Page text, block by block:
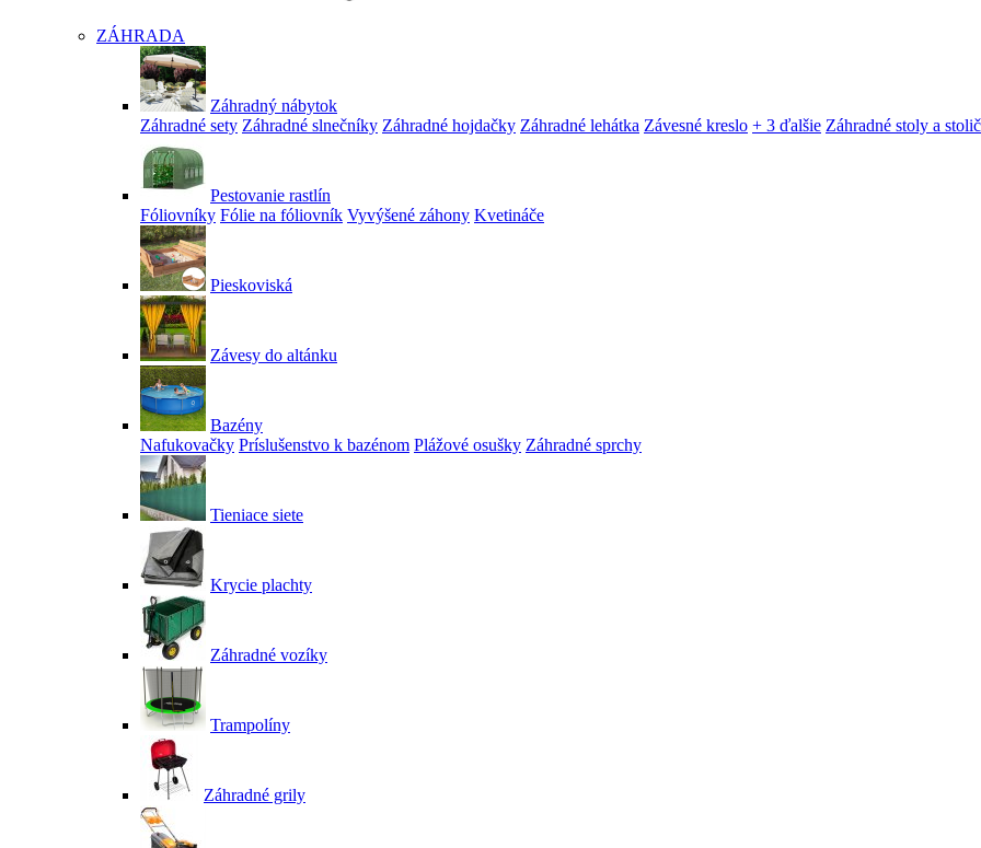
ZÁHRADA
Záhradný nábytok
Záhradné sety Záhradné slnečníky Záhradné hojdačky Záhradné lehátka Závesné kreslo + 3 ďalšie Záhradné stoly a
Pestovanie rastlín
Fóliovníky Fólie na fóliovník Vyvýšené záhony Kvetináče
Pieskoviská
Závesy do altánku
Bazény
Nafukovačky Príslušenstvo k bazénom Plážové osušky Záhradné sprchy
Tieniace siete
Krycie plachty
Záhradné vozíky
Trampolíny
Záhradné grily